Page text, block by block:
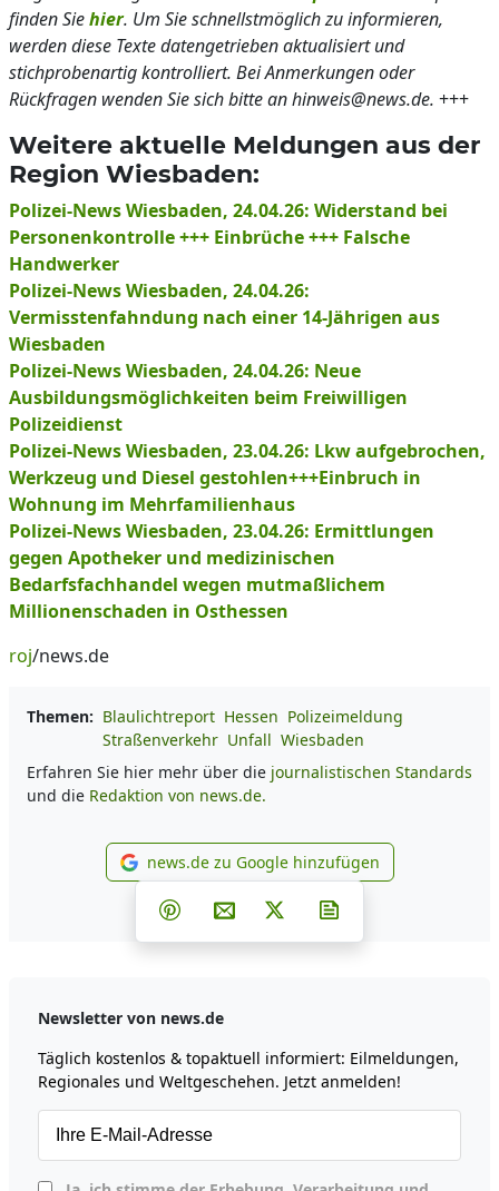
finden Siehier. Um Sie schnellstmöglich zu informieren,
werden diese Texte datengetrieben aktualisiert und
stichprobenartig kontrolliert. Bei Anmerkungen oder
Rückfragen wenden Sie sich bitte an hinweis@news.de. +++
Weitere aktuelle Meldungen aus der
Region Wiesbaden:
Polizei-News Wiesbaden, 24.04.26: Widerstand bei
Personenkontrolle +++ Einbrüche +++ Falsche
Handwerker
Polizei-News Wiesbaden, 24.04.26:
Vermisstenfahndung nach einer 14-Jährigen aus
Wiesbaden
Polizei-News Wiesbaden, 24.04.26: Neue
Ausbildungsmöglichkeiten beim Freiwilligen
Polizeidienst
Polizei-News Wiesbaden, 23.04.26: Lkw aufgebrochen,
Werkzeug und Diesel gestohlen+++Einbruch in
Wohnung im Mehrfamilienhaus
Polizei-News Wiesbaden, 23.04.26: Ermittlungen
gegen Apotheker und medizinischen
Bedarfsfachhandel wegen mutmaßlichem
Millionenschaden in Osthessen
roj/news.de
Themen: Blaulichtreport Hessen Polizeimeldung
Straßenverkehr Unfall Wiesbaden
Erfahren Sie hier mehr über die journalistischen Standards
und die Redaktion von news.de.
news.de zu Google
news.de zu Google hinzufügen
Teilen auf Facebook
Teilen auf Whatsapp
Teilen auf Telegram
Teilen auf Pinterest
Per E-Mail teilen
Post auf X
Newsletter von news.de
Täglich kostenlos & topaktuell informiert: Eilmeldungen,
Regionales und Weltgeschehen. Jetzt anmelden!